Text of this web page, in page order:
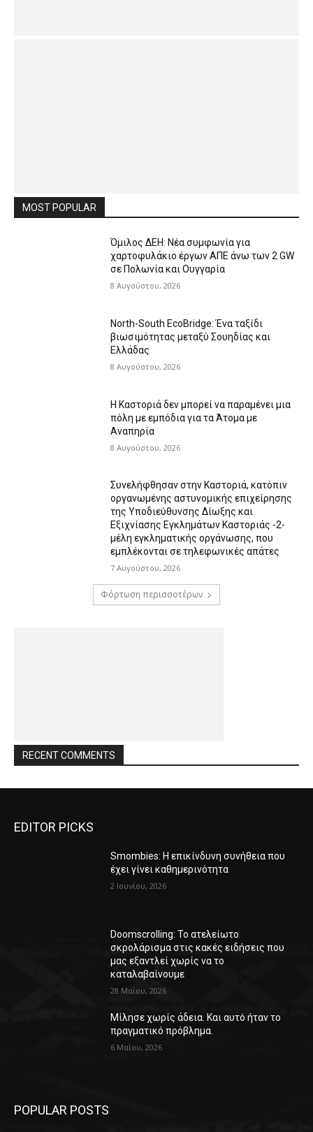
MOST POPULAR
Όμιλος ΔΕΗ: Νέα συμφωνία για
χαρτοφυλάκιο έργων ΑΠΕ άνω των 2 GW
σε Πολωνία και Ουγγαρία
8 Αυγούστου, 2026
North-South EcoBridge: Ένα ταξίδι
βιωσιμότητας μεταξύ Σουηδίας και
Ελλάδας
8 Αυγούστου, 2026
Η Καστοριά δεν μπορεί να παραμένει μια
πόλη με εμπόδια για τα Άτομα με
Αναπηρία
8 Αυγούστου, 2026
Συνελήφθησαν στην Καστοριά, κατόπιν
οργανωμένης αστυνομικής επιχείρησης
της Υποδιεύθυνσης Δίωξης και
Εξιχνίασης Εγκλημάτων Καστοριάς -2-
μέλη εγκληματικής οργάνωσης, που
εμπλέκονται σε τηλεφωνικές απάτες
7 Αυγούστου, 2026
Φόρτωση περισσοτέρων
RECENT COMMENTS
EDITOR PICKS
Smombies: Η επικίνδυνη συνήθεια που
έχει γίνει καθημερινότητα
2 Ιουνίου, 2026
Doomscrolling: Το ατελείωτο
σκρολάρισμα στις κακές ειδήσεις που
μας εξαντλεί χωρίς να το
καταλαβαίνουμε
28 Μαΐου, 2026
Μίλησε χωρίς άδεια. Και αυτό ήταν το
πραγματικό πρόβλημα.
6 Μαΐου, 2026
POPULAR POSTS